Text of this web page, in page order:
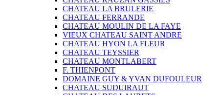
CHATEAU LA BRULERIE
CHATEAU FERRANDE
CHATEAU MOULIN DE LA FAYE
VIEUX CHATEAU SAINT ANDRE
CHATEAU HYON LA FLEUR
CHATEAU TEYSSIER
CHATEAU MONTLABERT
F. THIENPONT
DOMAINE GUY & YVAN DUFOULEUR
CHATEAU SUDUIRAUT